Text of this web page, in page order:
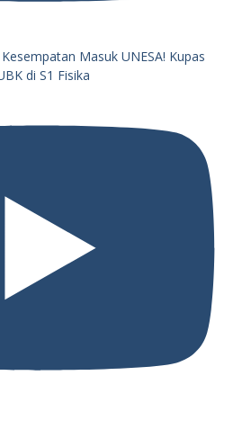
Masuk UNESA! Kupas
di S1 Fisika